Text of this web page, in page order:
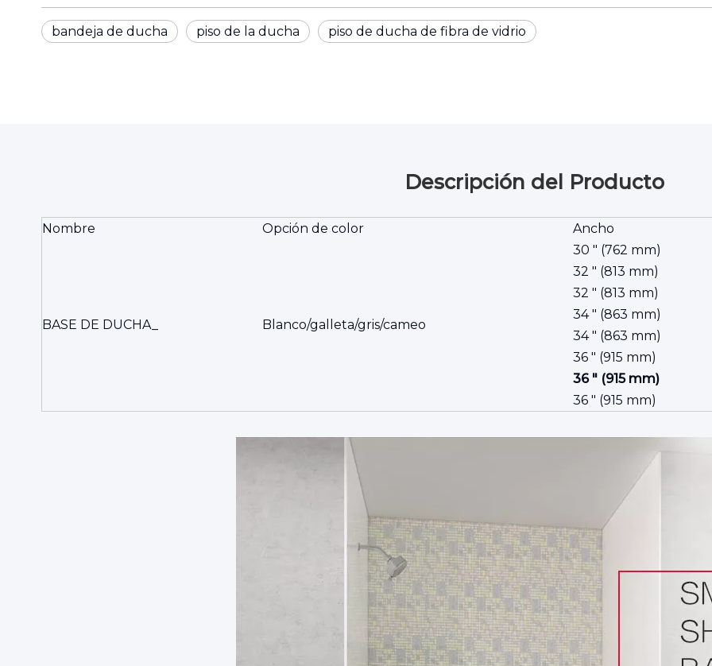
bandeja de ducha piso de la ducha piso de ducha de fibra de vidrio
Descripción del Producto
Nombre Opción de color Ancho
BASE DE DUCHA_ Blanco/galleta/gris/cameo
30 ″ (762 mm)
32 ″ (813 mm)
32 ″ (813 mm)
34 ″ (863 mm)
34 ″ (863 mm)
36 ″ (915 mm)
36 ″ (915 mm)
36 ″ (915 mm)